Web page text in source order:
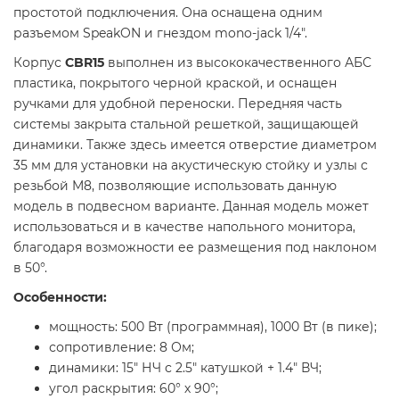
простотой подключения. Она оснащена одним
разъемом SpeakON и гнездом mono-jack 1/4".
Корпус CBR15 выполнен из высококачественного АБС
пластика, покрытого черной краской, и оснащен
ручками для удобной переноски. Передняя часть
системы закрыта стальной решеткой, защищающей
динамики. Также здесь имеется отверстие диаметром
35 мм для установки на акустическую стойку и узлы с
резьбой M8, позволяющие использовать данную
модель в подвесном варианте. Данная модель может
использоваться и в качестве напольного монитора,
благодаря возможности ее размещения под наклоном
в 50°.
Особенности:
мощность: 500 Вт (программная), 1000 Вт (в пике);
сопротивление: 8 Ом;
динамики: 15" НЧ с 2.5" катушкой + 1.4" ВЧ;
угол раскрытия: 60° х 90°;